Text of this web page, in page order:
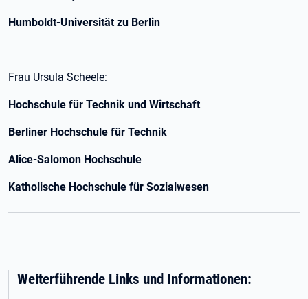
Humboldt-Universität zu Berlin
Frau Ursula Scheele:
Hochschule für Technik und Wirtschaft
Berliner Hochschule für Technik
Alice-Salomon Hochschule
Katholische Hochschule für Sozialwesen
Weiterführende Links und Informationen: